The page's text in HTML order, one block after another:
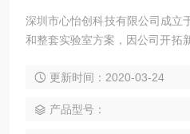
深圳市心怡创科技有限公司成立
和整套实验室方案，因公司开拓
面有专门的团体服务从租前调
一对一为客户服务。
更新时间：2020-03-24
产品型号：